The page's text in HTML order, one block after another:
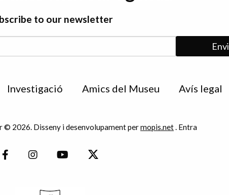
to our newsletter
Investigació Amics del Museu Avís legal
© 2026. Disseny i desenvolupament permopis.net. Entra